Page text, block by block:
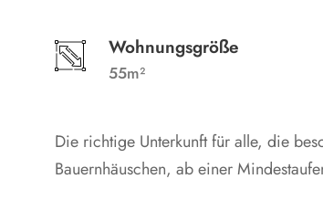
Wohnungsgröße
55m²
Die richtige Unterkunft für alle, die
Bauernhäuschen, ab einer